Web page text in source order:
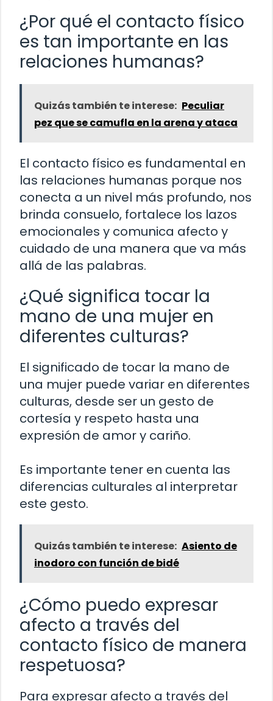
¿Por qué el contacto físico
es tan importante en las
relaciones humanas?
Quizás también te interese: Peculiar
pez que se camufla en la arena y ataca
El contacto físico es fundamental en
las relaciones humanas porque nos
conecta a un nivel más profundo, nos
brinda consuelo, fortalece los lazos
emocionales y comunica afecto y
cuidado de una manera que va más
allá de las palabras.
¿Qué significa tocar la
mano de una mujer en
diferentes culturas?
El significado de tocar la mano de
una mujer puede variar en diferentes
culturas, desde ser un gesto de
cortesía y respeto hasta una
expresión de amor y cariño.
Es importante tener en cuenta las
diferencias culturales al interpretar
este gesto.
Quizás también te interese: Asiento de
inodoro con función de bidé
¿Cómo puedo expresar
afecto a través del
contacto físico de manera
respetuosa?
Para expresar afecto a través del